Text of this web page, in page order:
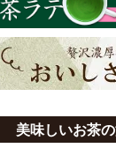
美味しいお茶